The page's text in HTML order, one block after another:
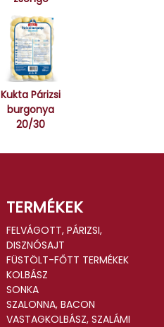
Kukta Párizsi
burgonya
20/30
TERMÉKEK
FELVÁGOTT, PÁRIZSI,
DISZNÓSAJT
FÜSTÖLT-FŐTT TERMÉKEK
KOLBÁSZ
SONKA
SZALONNA, BACON
VASTAGKOLBÁSZ, SZALÁMI